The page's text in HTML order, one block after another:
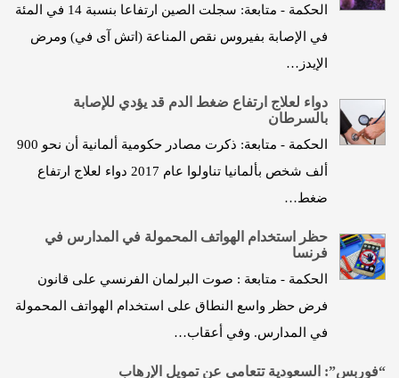
الحكمة - متابعة: سجلت الصين ارتفاعا بنسبة 14 في المئة
في الإصابة بفيروس نقص المناعة (اتش آى في) ومرض
الإيدز…
دواء لعلاج ارتفاع ضغط الدم قد يؤدي للإصابة
بالسرطان
الحكمة - متابعة: ذكرت مصادر حكومية ألمانية أن نحو 900
ألف شخص بألمانيا تناولوا عام 2017 دواء لعلاج ارتفاع
ضغط…
حظر استخدام الهواتف المحمولة في المدارس في
فرنسا
الحكمة - متابعة : صوت البرلمان الفرنسي على قانون
فرض حظر واسع النطاق على استخدام الهواتف المحمولة
في المدارس. وفي أعقاب…
“فوربس”: السعودية تتعامى عن تمويل الإرهاب